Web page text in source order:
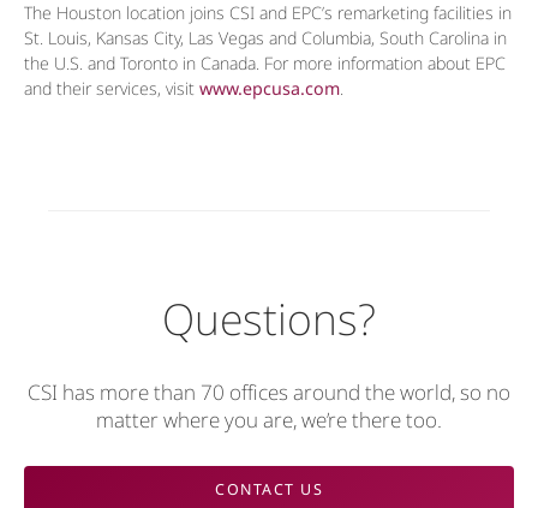
The Houston location joins CSI and EPC’s remarketing facilities in
St. Louis, Kansas City, Las Vegas and Columbia, South Carolina in
the U.S. and Toronto in Canada. For more information about EPC
and their services, visit www.epcusa.com.
Questions?
CSI has more than 70 offices around the world, so no
matter where you are, we’re there too.
CONTACT US